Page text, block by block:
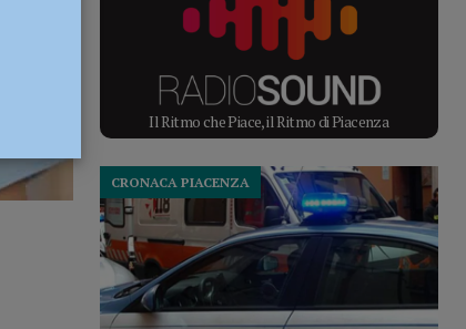
Il Ritmo che Piace, il Ritmo di Piacenza
CRONACA PIACENZA